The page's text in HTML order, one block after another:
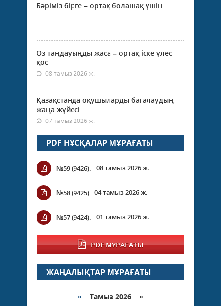
Бәріміз бірге – ортақ болашақ үшін
Өз таңдауыңды жаса – ортақ іске үлес
қос
08 тамыз 2026 ж.
Қазақстанда оқушыларды бағалаудың
жаңа жүйесі
07 тамыз 2026 ж.
PDF НҰСҚАЛАР МҰРАҒАТЫ
№59 (9426). 08 тамыз 2026 ж.
№58 (9425) 04 тамыз 2026 ж.
№57 (9424). 01 тамыз 2026 ж.
PDF МҰРАҒАТЫ
ЖАҢАЛЫҚТАР МҰРАҒАТЫ
« Тамыз 2026 »